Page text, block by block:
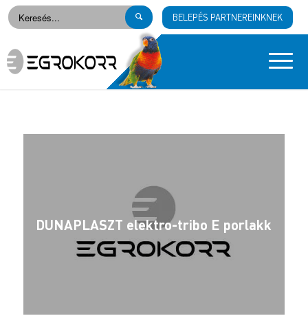
BELEPÉS PARTNEREINKNEK
DUNAPLASZT elektro-tribo E porlakk